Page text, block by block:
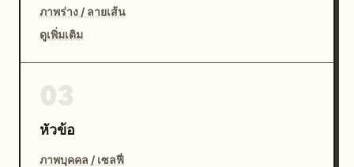
ภาพร่าง / ลายเส้น
ดูเพิ่มเติม
หัวข้อ
ภาพบุคคล / เซลฟี่